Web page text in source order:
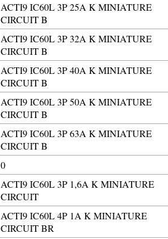
ACTI9 IC60L 3P 25A K MINIATURE
CIRCUIT B
ACTI9 IC60L 3P 32A K MINIATURE
CIRCUIT B
ACTI9 IC60L 3P 40A K MINIATURE
CIRCUIT B
ACTI9 IC60L 3P 50A K MINIATURE
CIRCUIT B
ACTI9 IC60L 3P 63A K MINIATURE
CIRCUIT B
0
ACTI9 IC60L 3P 1,6A K MINIATURE
CIRCUIT
ACTI9 IC60L 4P 1A K MINIATURE
CIRCUIT BR